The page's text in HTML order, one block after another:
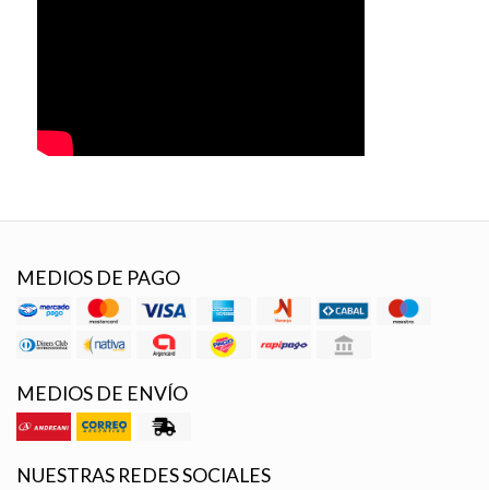
MEDIOS DE PAGO
MEDIOS DE ENVÍO
NUESTRAS REDES SOCIALES